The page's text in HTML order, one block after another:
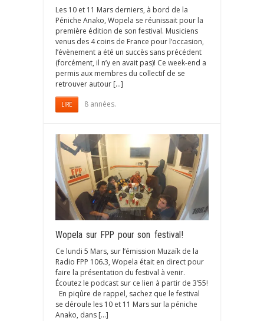
Les 10 et 11 Mars derniers, à bord de la
Péniche Anako, Wopela se réunissait pour la
première édition de son festival. Musiciens
venus des 4 coins de France pour l’occasion,
l’évènement a été un succès sans précédent
(forcément, il n’y en avait pas)! Ce week-end a
permis aux membres du collectif de se
retrouver autour […]
LIRE 8 années.
Wopela sur FPP pour son festival!
Ce lundi 5 Mars, sur l’émission Muzaïk de la
Radio FPP 106.3, Wopela était en direct pour
faire la présentation du festival à venir.
Écoutez le podcast sur ce lien à partir de 3’55!
En piqûre de rappel, sachez que le festival
se déroule les 10 et 11 Mars sur la péniche
Anako, dans […]